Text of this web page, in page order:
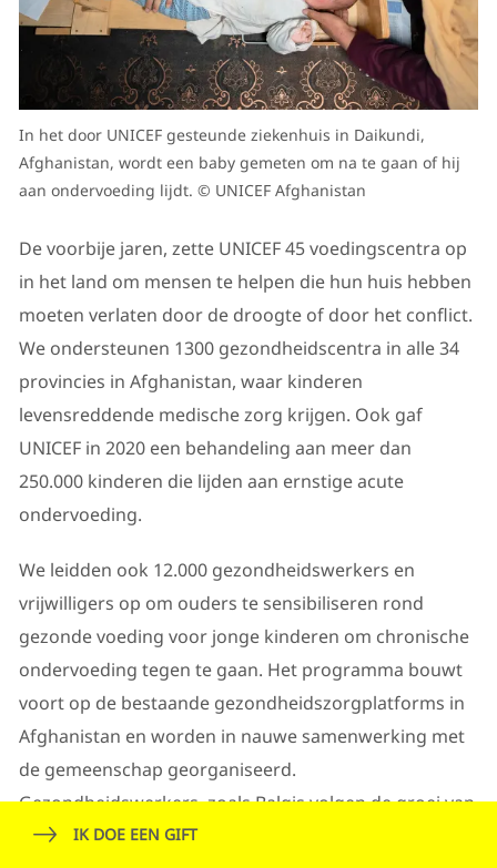
IK DOE EEN GIFT
In het door UNICEF gesteunde ziekenhuis in Daikundi,
Afghanistan, wordt een baby gemeten om na te gaan of hij
aan ondervoeding lijdt. © UNICEF Afghanistan
De voorbije jaren, zette UNICEF 45 voedingscentra op
in het land om mensen te helpen die hun huis hebben
moeten verlaten door de droogte of door het conflict.
We ondersteunen 1300 gezondheidscentra in alle 34
provincies in Afghanistan, waar kinderen
levensreddende medische zorg krijgen. Ook gaf
UNICEF in 2020 een behandeling aan meer dan
250.000 kinderen die lijden aan ernstige acute
ondervoeding.
We leidden ook 12.000 gezondheidswerkers en
vrijwilligers op om ouders te sensibiliseren rond
gezonde voeding voor jonge kinderen om chronische
ondervoeding tegen te gaan. Het programma bouwt
voort op de bestaande gezondheidszorgplatforms in
Afghanistan en worden in nauwe samenwerking met
de gemeenschap georganiseerd.
Gezondheidswerkers zoals Balqis volgen de groei van
de kinderen op, promoten borstvoeding en